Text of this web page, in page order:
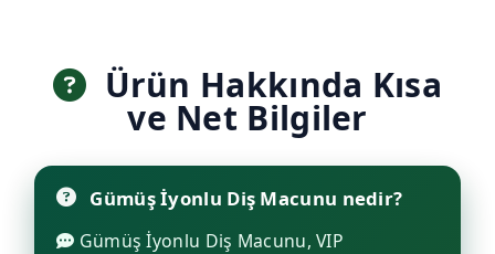
Ürün Hakkında Kısa
ve Net Bilgiler
Gümüş İyonlu Diş Macunu nedir?
Gümüş İyonlu Diş Macunu, VIP